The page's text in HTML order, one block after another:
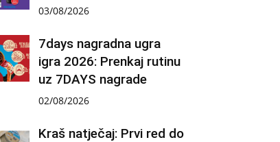
03/08/2026
7days nagradna ugra
igra 2026: Prenkaj rutinu
uz 7DAYS nagrade
02/08/2026
Kraš natječaj: Prvi red do